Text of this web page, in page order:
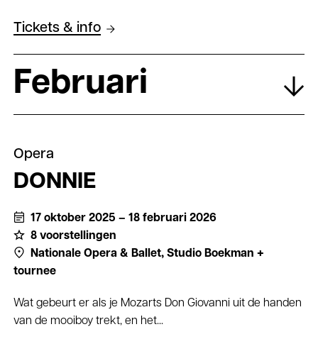
Tickets & info
Februari
Opera
DONNIE
17 oktober 2025 – 18 februari 2026
8 voorstellingen
Nationale Opera & Ballet, Studio Boekman +
tournee
Wat gebeurt er als je Mozarts Don Giovanni uit de handen
van de mooiboy trekt, en het...